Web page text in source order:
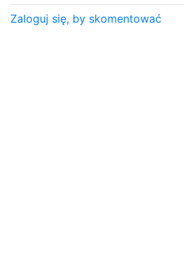
Zaloguj się, by skomentować